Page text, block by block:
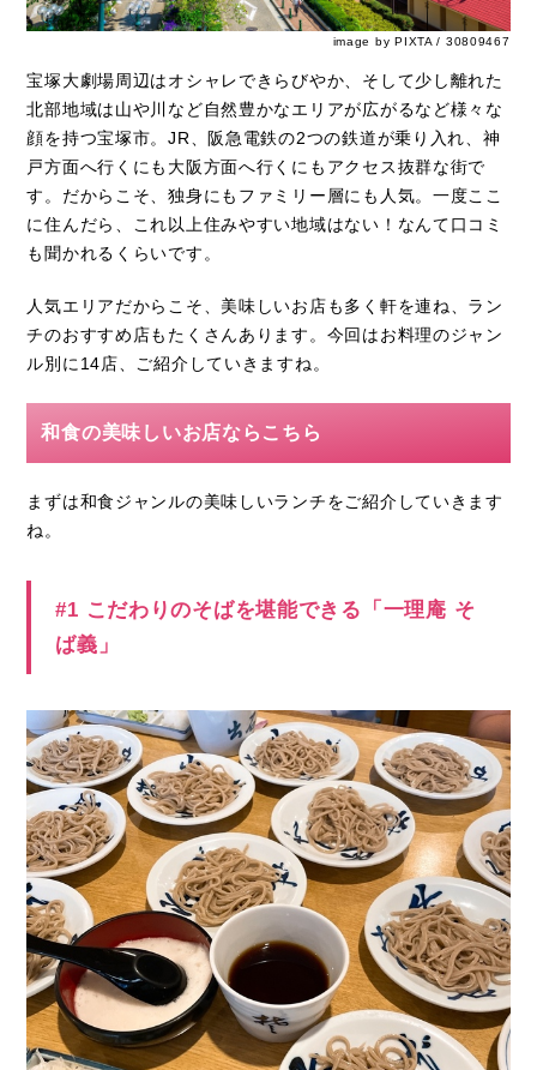
image by PIXTA / 30809467
宝塚大劇場周辺はオシャレできらびやか、そして少し離れた
北部地域は山や川など自然豊かなエリアが広がるなど様々な
顔を持つ宝塚市。JR、阪急電鉄の2つの鉄道が乗り入れ、神
戸方面へ行くにも大阪方面へ行くにもアクセス抜群な街で
す。だからこそ、独身にもファミリー層にも人気。一度ここ
に住んだら、これ以上住みやすい地域はない！なんて口コミ
も聞かれるくらいです。
人気エリアだからこそ、美味しいお店も多く軒を連ね、ラン
チのおすすめ店もたくさんあります。今回はお料理のジャン
ル別に14店、ご紹介していきますね。
和食の美味しいお店ならこちら
まずは和食ジャンルの美味しいランチをご紹介していきます
ね。
#1 こだわりのそばを堪能できる「一理庵 そ
ば義」